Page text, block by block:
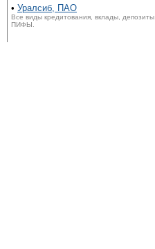
• Уралсиб, ПАО
Все виды кредитования, вклады, депозиты,
ПИФЫ.